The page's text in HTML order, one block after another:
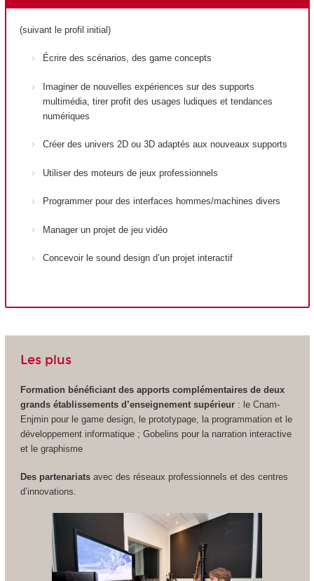
(suivant le profil initial)
Écrire des scénarios, des game concepts
Imaginer de nouvelles expériences sur des supports
multimédia, tirer profit des usages ludiques et tendances
numériques
Créer des univers 2D ou 3D adaptés aux nouveaux supports
Utiliser des moteurs de jeux professionnels
Programmer pour des interfaces hommes/machines divers
Manager un projet de jeu vidéo
Concevoir le sound design d’un projet interactif
Les plus
Formation bénéficiant des apports complémentaires de deux
grands établissements d’enseignement supérieur: le Cnam-
Enjmin pour le game design, le prototypage, la programmation et le
développement informatique ; Gobelins pour la narration interactive
et le graphisme
Des partenariatsavec des réseaux professionnels et des centres
d’innovations.